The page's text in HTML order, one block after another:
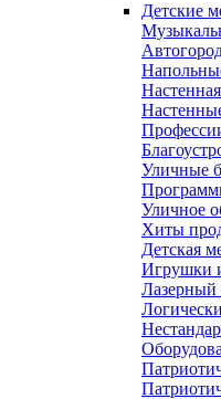
Детские
Уличные
Уличное
Хиты
Детская
Игрушки
Лазерный